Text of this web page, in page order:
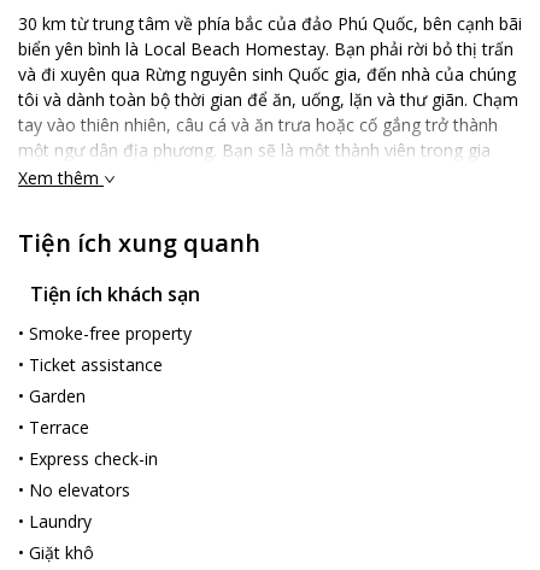
30 km từ trung tâm về phía bắc của đảo Phú Quốc, bên cạnh bãi
biển yên bình là Local Beach Homestay. Bạn phải rời bỏ thị trấn
và đi xuyên qua Rừng nguyên sinh Quốc gia, đến nhà của chúng
tôi và dành toàn bộ thời gian để ăn, uống, lặn và thư giãn. Chạm
tay vào thiên nhiên, câu cá và ăn trưa hoặc cố gắng trở thành
một ngư dân địa phương. Bạn sẽ là một thành viên trong gia
đình chúng tôi với một ngày sống không thể đơn giản hơn.
Xem thêm
Tiện ích xung quanh
Tiện ích khách sạn
• Smoke-free property
• Ticket assistance
• Garden
• Terrace
• Express check-in
• No elevators
• Laundry
• Giặt khô